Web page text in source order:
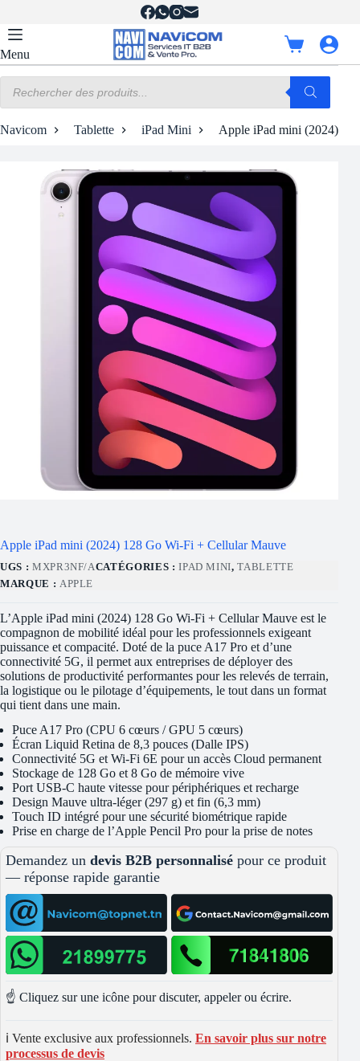
contenu
Menu
Panier
d’achat
produits
Navicom Tablette iPad Mini Apple iPad mini (2024)
Apple iPad mini (2024) 128 Go Wi-Fi + Cellular Mauve
UGS : MXPR3NF/ACATÉGORIES :IPAD MINI,TABLETTE
MARQUE : APPLE
L’Apple iPad mini (2024) 128 Go Wi-Fi + Cellular Mauve est le
compagnon de mobilité idéal pour les professionnels exigeant
puissance et compacité. Doté de la puce A17 Pro et d’une
connectivité 5G, il permet aux entreprises de déployer des
solutions de productivité performantes pour les relevés de terrain,
la logistique ou le pilotage d’équipements, le tout dans un format
qui tient dans une main.
Puce A17 Pro (CPU 6 cœurs / GPU 5 cœurs)
Écran Liquid Retina de 8,3 pouces (Dalle IPS)
Connectivité 5G et Wi-Fi 6E pour un accès Cloud permanent
Stockage de 128 Go et 8 Go de mémoire vive
Port USB-C haute vitesse pour périphériques et recharge
Design Mauve ultra-léger (297 g) et fin (6,3 mm)
Touch ID intégré pour une sécurité biométrique rapide
Prise en charge de l’Apple Pencil Pro pour la prise de notes
Demandez un devis B2B personnalisé pour ce produit
— réponse rapide garantie
☝️ Cliquez sur une icône pour discuter, appeler ou écrire.
ℹ️ Vente exclusive aux professionnels. En savoir plus sur notre
processus de devis